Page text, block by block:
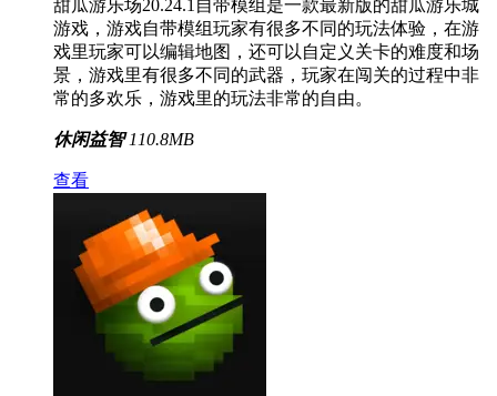
甜瓜游乐场20.24.1自带模组是一款最新版的甜瓜游乐城
游戏，游戏自带模组玩家有很多不同的玩法体验，在游
戏里玩家可以编辑地图，还可以自定义关卡的难度和场
景，游戏里有很多不同的武器，玩家在闯关的过程中非
常的多欢乐，游戏里的玩法非常的自由。
休闲益智 110.8MB
查看